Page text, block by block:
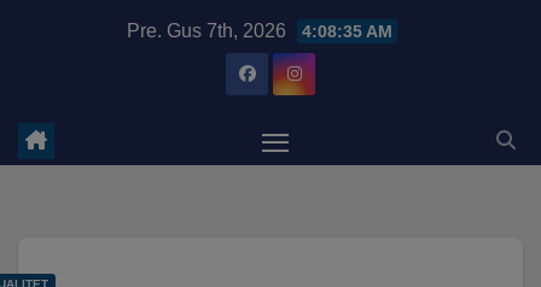
Pre. Gus 7th, 2026 4:08:36 AM